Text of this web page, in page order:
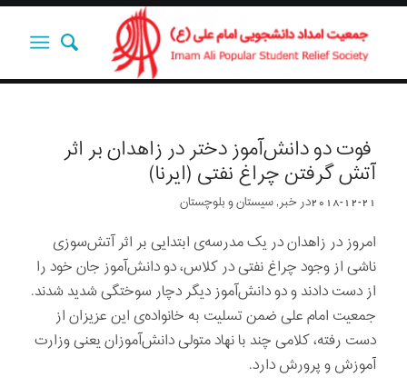
فوت دو دانش‌آموز دختر در زاهدان بر اثر
آتش گرفتن چراغ نفتی (ایرنا)
2018-12-21درخبر,سیستان و بلوچستان
امروز در زاهدان در یک مدرسه‌ی ابتدایی بر اثر آتش‌سوزی
ناشی از وجود چراغ نفتی در کلاس، دو دانش‌آموز جان خود را
از دست دادند و دو دانش‌آموز دیگر دچار سوختگی شدید شدند.
جمعیت امام علی ضمن تسلیت به خانواده‌ی این عزیزان از
دست رفته، کلامی چند با نهاد متولی دانش‌آموزان یعنی وزارت
آموزش و پرورش دارد.